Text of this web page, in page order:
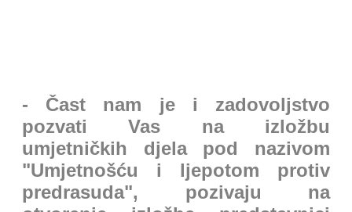
- Čast nam je i zadovoljstvo
pozvati Vas na izložbu
umjetničkih djela pod nazivom
"Umjetnošću i ljepotom protiv
predrasuda", pozivaju na